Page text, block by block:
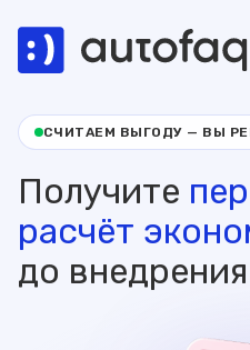
СЧИТАЕМ ВЫГОДУ — ВЫ
Получите
расчёт
до внедрения